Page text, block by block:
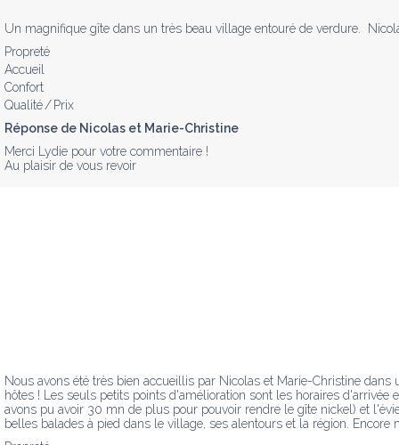
Un magnifique gîte dans un très beau village entouré de verdure.
Propreté
Accueil
Confort
Qualité / Prix
Réponse de Nicolas et Marie-Christine
Merci Lydie pour votre commentaire !
Au plaisir de vous revoir
Nous avons été très bien accueillis par Nicolas et Marie-Christine
hôtes ! Les seuls petits points d'amélioration sont les horaires
avons pu avoir 30 mn de plus pour pouvoir rendre le gîte nickel) et
belles balades à pied dans le village, ses alentours et la région. Encore